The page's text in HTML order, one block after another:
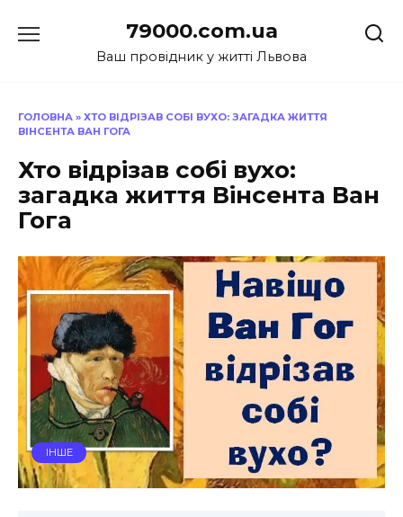
до
79000.com.ua
Ваш провідник у житті Львова
ГОЛОВНА » ХТО ВІДРІЗАВ СОБІ ВУХО: ЗАГАДКА ЖИТТЯ
ВІНСЕНТА ВАН ГОГА
Хто відрізав собі вухо:
загадка життя Вінсента Ван
Гога
ІНШЕ